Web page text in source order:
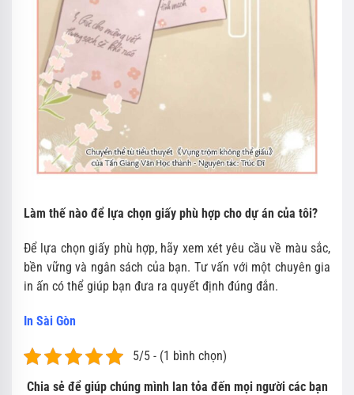
Làm thế nào để lựa chọn giấy phù hợp cho dự án của tôi?
Để lựa chọn giấy phù hợp, hãy xem xét yêu cầu về màu sắc,
bền vững và ngân sách của bạn. Tư vấn với một chuyên gia
in ấn có thể giúp bạn đưa ra quyết định đúng đắn.
In Sài Gòn
5/5 - (1 bình chọn)
Chia sẻ để giúp chúng mình lan tỏa đến mọi người các bạn